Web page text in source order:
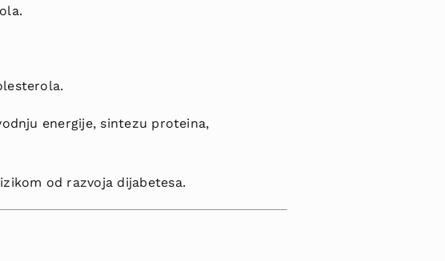
energije, sintezu proteina,
od razvoja dijabetesa.